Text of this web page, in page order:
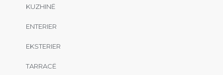
KUZHINË
ENTERIER
EKSTERIER
TARRACË